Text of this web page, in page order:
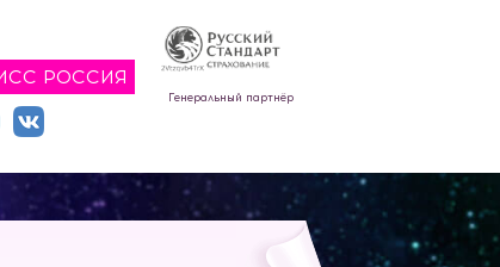
РОССИЯ
Генеральный партнёр